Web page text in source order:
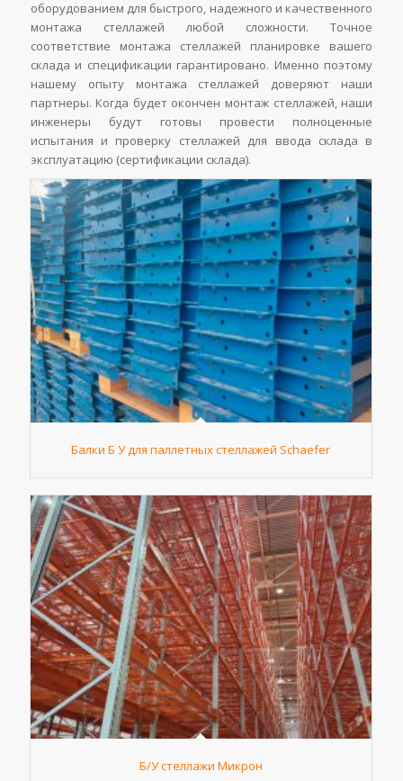
оборудованием для быстрого, надежного и качественного
монтажа стеллажей любой сложности. Точное
соответствие монтажа стеллажей планировке вашего
склада и спецификации гарантировано. Именно поэтому
нашему опыту монтажа стеллажей доверяют наши
партнеры. Когда будет окончен монтаж стеллажей, наши
инженеры будут готовы провести полноценные
испытания и проверку стеллажей для ввода склада в
эксплуатацию (сертификации склада).
Балки Б У для паллетных стеллажей Schaefer
Б/У стеллажи Микрон